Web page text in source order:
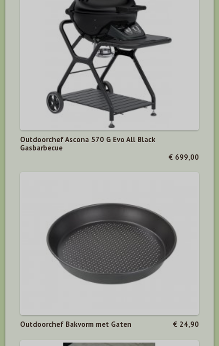
Outdoorchef Ascona 570 G Evo All Black
Gasbarbecue
€ 699,00
Outdoorchef Bakvorm met Gaten € 24,90